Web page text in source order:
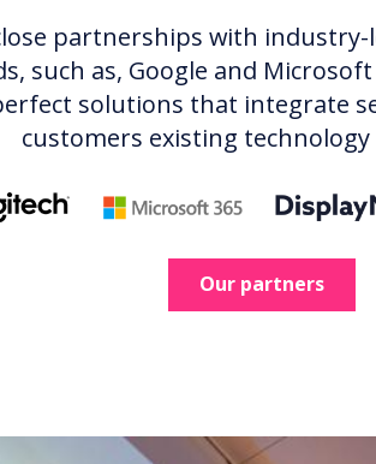
partnerships with
such as, Google and
solutions that integrate
customers existing technology
Our partners